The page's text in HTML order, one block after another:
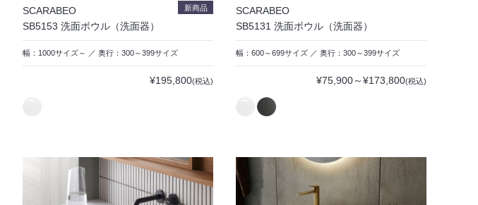
新商品
SCARABEO
SB5153 洗面ボウル（洗面器）
幅：1000サイズ～ ／ 奥行：300～399サイズ
¥195,800(税込)
SCARABEO
SB5131 洗面ボウル（洗面器）
幅：600～699サイズ ／ 奥行：300～399サイズ
¥75,900～¥173,800(税込)